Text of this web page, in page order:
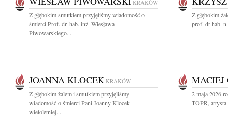
KRAKÓW
Z głębokim smutkiem przyjęliśmy wiadomość o
śmierci Prof. dr. hab. inż. Wiesława
Piwowarskiego...
Z głębokim
prof. dr hab.
JOANNA KLOCEK KRAKÓW
Z głębokim żalem i smutkiem przyjęliśmy
wiadomość o śmierci Pani Joanny Klocek
wieloletniej...
MACIEJ
2 maja 2026
TOPR,